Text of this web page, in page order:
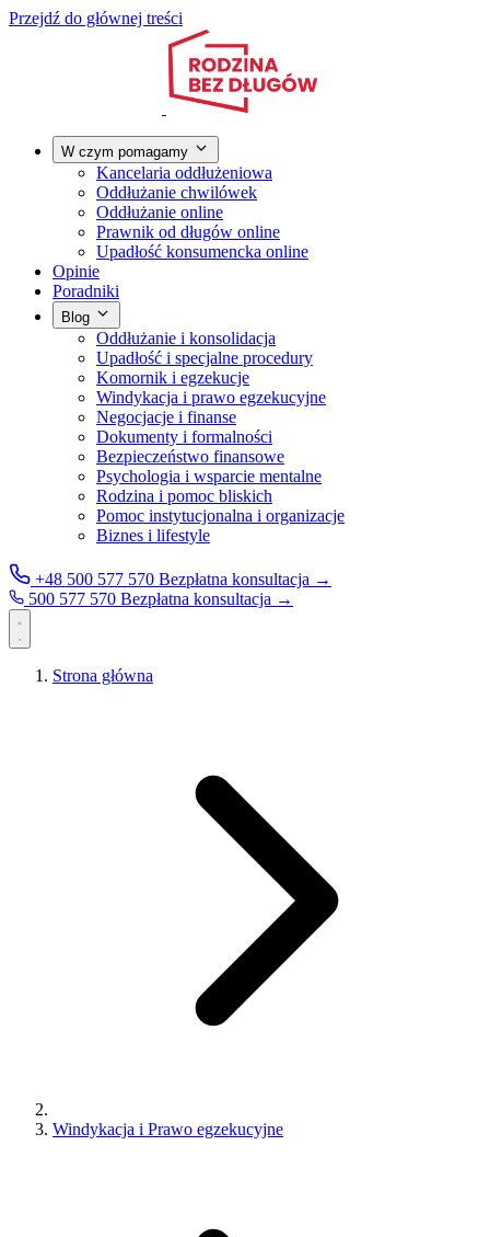
Przejdź do głównej treści
W czym pomagamy
Kancelaria oddłużeniowa
Oddłużanie chwilówek
Oddłużanie online
Prawnik od długów online
Upadłość konsumencka online
Opinie
Poradniki
Blog
Oddłużanie i konsolidacja
Upadłość i specjalne procedury
Komornik i egzekucje
Windykacja i prawo egzekucyjne
Negocjacje i finanse
Dokumenty i formalności
Bezpieczeństwo finansowe
Psychologia i wsparcie mentalne
Rodzina i pomoc bliskich
Pomoc instytucjonalna i organizacje
Biznes i lifestyle
+48 500 577 570 Bezpłatna konsultacja →
500 577 570 Bezpłatna konsultacja →
Strona główna
Windykacja i Prawo egzekucyjne